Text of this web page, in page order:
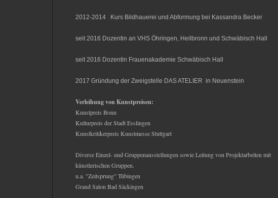
2012-2014 Kurs Bildhauerei und Abformung bei Kassandra Becker
seit 2016 Dozentin an VHS Öhringen, Heilbronn und Schwäbisch Hall
seit 2016 Dozentin Frauenakademie Schwäbisch Hall
2017 Gründung der Zweigstelle DAS ATELIER in Neuenstein
Verleihung von Kunstpreisen:
Kunstpreis Bonn
Kulturpreis der Stadt Esslingen
Kunstkritikerpreis Kunstmesse Stuttgart
Diverse Einzel- und Gruppenausstellungen sowie Leitung von Projektarbeiten mit
künstlerischen Gruppen.
u.a. "Zeitsprung" Tübingen
Grand Salon Bad Säckingen